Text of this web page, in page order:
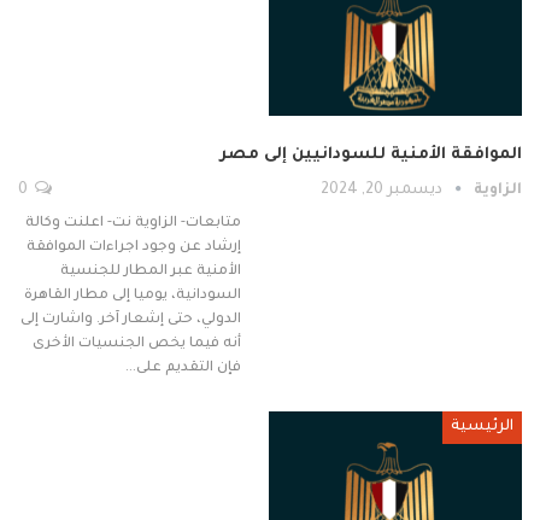
الموافقة الأمنية للسودانيين إلى مصر
الزاوية ديسمبر 20, 2024
متابعات- الزاوية نت- اعلنت وكالة
إرشاد عن وجود اجراءات الموافقة
الأمنية عبر المطار للجنسية
السودانية، يوميا إلى مطار القاهرة
الدولي، حتى إشعار آخر. واشارت إلى
أنه فيما يخص الجنسيات الأخرى
فإن التقديم على…
الرئيسية